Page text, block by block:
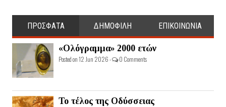
ΠΡΟΣΦΑΤΑ ΔΗΜΟΦΙΛΗ ΕΠΙΚΟΙΝΩΝΙΑ
«Ολόγραμμα» 2000 ετών
Posted on 12 Jun 2026 - 0 Comments
Το τέλος της Οδύσσειας